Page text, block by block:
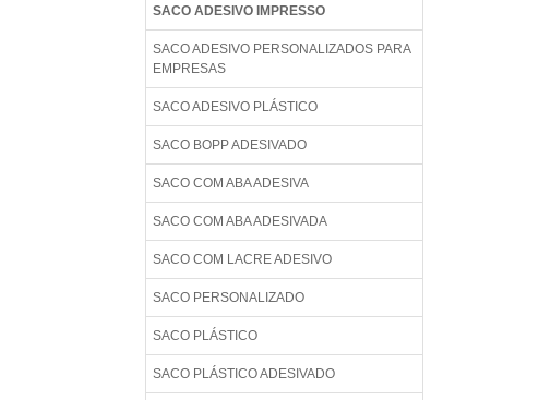
SACO ADESIVO IMPRESSO
SACO ADESIVO PERSONALIZADOS PARA
EMPRESAS
SACO ADESIVO PLÁSTICO
SACO BOPP ADESIVADO
SACO COM ABA ADESIVA
SACO COM ABA ADESIVADA
SACO COM LACRE ADESIVO
SACO PERSONALIZADO
SACO PLÁSTICO
SACO PLÁSTICO ADESIVADO